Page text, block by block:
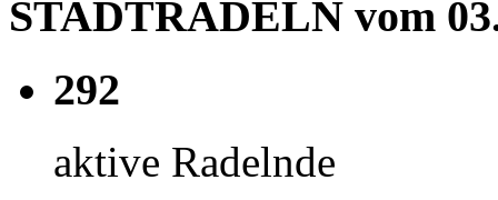
STADTRADELN vom
292
aktive Radelnde